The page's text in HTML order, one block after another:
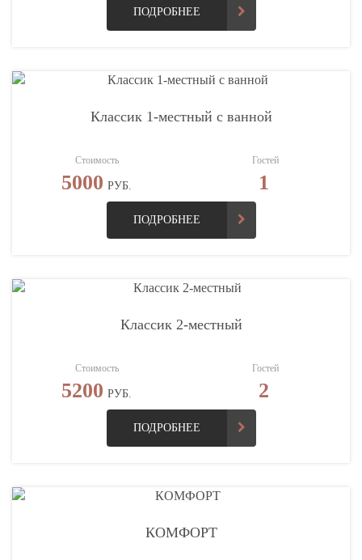
ПОДРОБНЕЕ
Классик 1-местный с ванной
Стоимость
5000 РУБ.
Гостей
1
ПОДРОБНЕЕ
Классик 2-местный
Стоимость
5200 РУБ.
Гостей
2
ПОДРОБНЕЕ
КОМФОРТ